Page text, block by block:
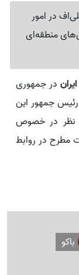
در امور
منطقه‌ای
در جمهوری
جمهور این
نظر در خصوص
مطرح در روابط
باکو